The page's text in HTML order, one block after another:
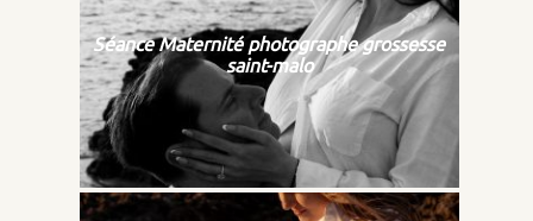
Séance Maternité photographe grossesse
saint-malo